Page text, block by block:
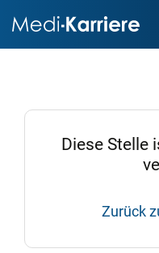
Diese Stelle
Zurück